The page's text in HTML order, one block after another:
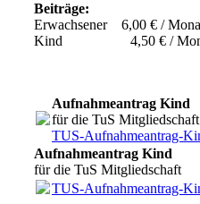
Beiträge:
Erwachsener 6,00 € /
Kind 4,50 € /
Aufnahmeantrag Kind
für die TuS Mitgliedschaft
TUS-Aufnahmeantrag-
Aufnahmeantrag Kind
für die TuS Mitgliedschaft
TUS-Aufnahmeantrag-